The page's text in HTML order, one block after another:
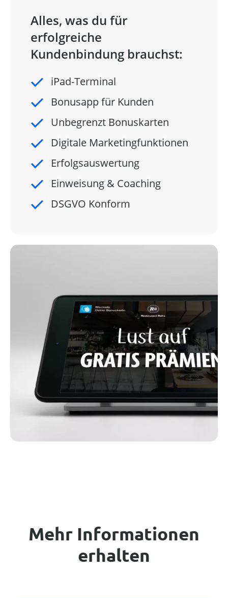
Alles, was du für
erfolgreiche
Kundenbindung brauchst:
iPad-Terminal
Bonusapp für Kunden
Unbegrenzt Bonuskarten
Digitale Marketingfunktionen
Erfolgsauswertung
Einweisung & Coaching
DSGVO Konform
Mehr Informationen
erhalten